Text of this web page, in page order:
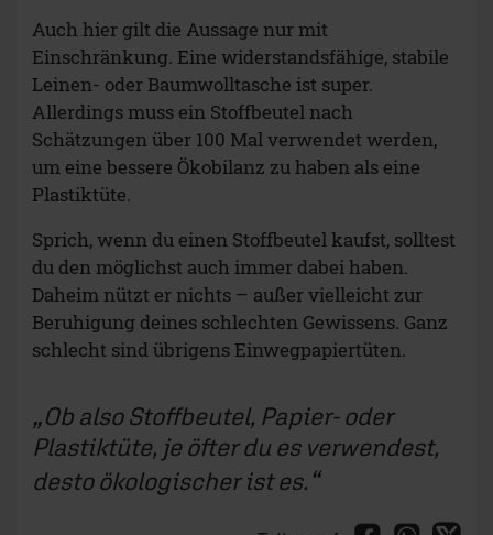
Auch hier gilt die Aussage nur mit
Einschränkung. Eine widerstandsfähige, stabile
Leinen- oder Baumwolltasche ist super.
Allerdings muss ein Stoffbeutel nach
Schätzungen über 100 Mal verwendet werden,
um eine bessere Ökobilanz zu haben als eine
Plastiktüte.
Sprich, wenn du einen Stoffbeutel kaufst, solltest
du den möglichst auch immer dabei haben.
Daheim nützt er nichts – außer vielleicht zur
Beruhigung deines schlechten Gewissens. Ganz
schlecht sind übrigens Einwegpapiertüten.
Ob also Stoffbeutel, Papier- oder
Plastiktüte, je öfter du es verwendest,
desto ökologischer ist es.